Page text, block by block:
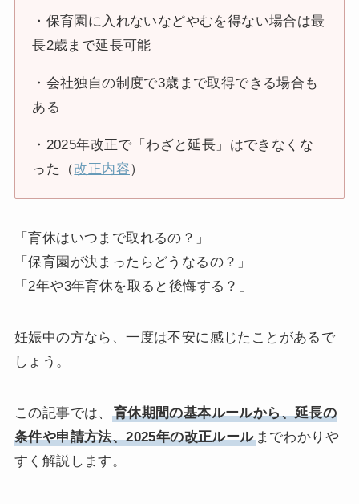
・保育園に入れないなどやむを得ない場合は最
長2歳まで延長可能
・会社独自の制度で3歳まで取得できる場合も
ある
・2025年改正で「わざと延長」はできなくな
った（改正内容）
「育休はいつまで取れるの？」
「保育園が決まったらどうなるの？」
「2年や3年育休を取ると後悔する？」
妊娠中の方なら、一度は不安に感じたことがあるで
しょう。
この記事では、
育休期間の基本ルールから、延長の
条件や申請方法、2025年の改正ルールまでわかりや
すく解説します。